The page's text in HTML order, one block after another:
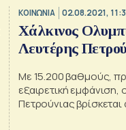
ΚΟΙΝΩΝΙΑ 02.08.2021,
Χάλκινος
Λευτέρης
Με 15.200 βαθμούς,
εξαιρετική εμφάνιση,
Πετρούνιας βρίσκεται